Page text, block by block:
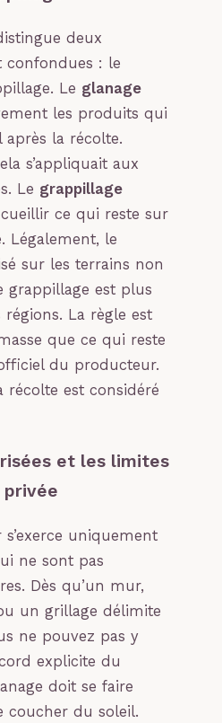
deux
confondues : le
Le glanage
les produits qui
la récolte.
s’appliquait aux
Le grappillage
ce qui reste sur
Légalement, le
sur les terrains non
grappillage est plus
La règle est
que ce qui reste
du producteur.
récolte est considéré
et les limites
uniquement
ne sont pas
Dès qu’un mur,
un grillage délimite
ne pouvez pas y
explicite du
doit se faire
coucher du soleil.